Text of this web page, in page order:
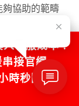
夠協助的範疇
企業執行SEO
但大致上
及文章的健
內容創
客服成本！
接官網、
時秒回不漏